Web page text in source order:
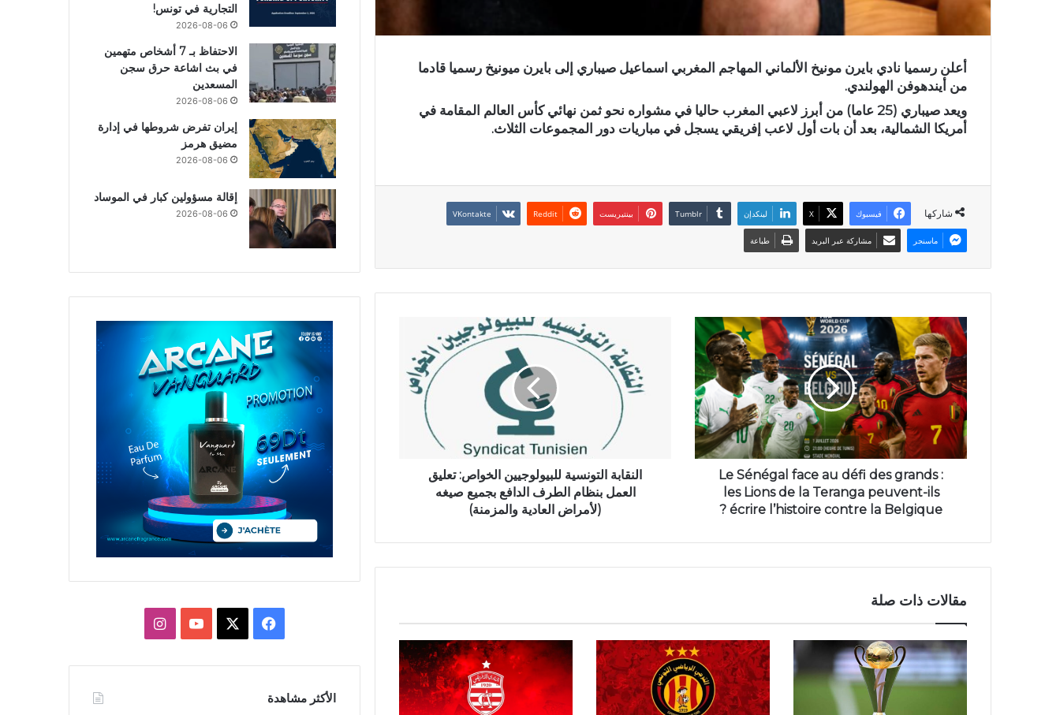
أعلن رسميا نادي بايرن مونيخ الألماني المهاجم المغربي اسماعيل صيباري إلى بايرن ميونيخ رسميا قادما
من أيندهوفن الهولندي.
ويعد صيباري (25 عاما) من أبرز لاعبي المغرب حاليا في مشواره نحو ثمن نهائي كأس العالم المقامة في
أمريكا الشمالية، بعد أن بات أول لاعب إفريقي يسجل في مباريات دور المجموعات الثلاث.
شاركها فيسبوك X لينكدإن بينتيريست
ماسنجر مشاركة عبر البريد طباعة
Le Sénégal face au défi des grands :
les Lions de la Teranga peuvent-ils
écrire l’histoire contre la Belgique ?
النقابة التونسية للبيولوجيين الخواص: تعليق
العمل بنظام الطرف الدافع بجميع صيغه
(لأمراض العادية والمزمنة)
مقالات ذات صلة
التجارية في تونس!
2026-08-06
الاحتفاظ بـ 7 أشخاص متهمين
في بث اشاعة حرق سجن
المسعدين
2026-08-06
إيران تفرض شروطها في إدارة
مضيق هرمز
2026-08-06
إقالة مسؤولين كبار في الموساد
2026-08-06
فيسبوك يوتيوبانستقرام
الأكثر مشاهدة